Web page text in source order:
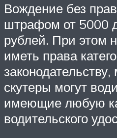
Вождение без
штрафом от 5000
рублей. При этом
иметь права
скутеры могут
имеющие любую
водительского